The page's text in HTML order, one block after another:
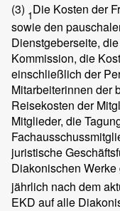
(3) 1Die Kosten der
sowie den
Dienstgeberseite,
Kommission, die
einschließlich der
Mitarbeiterinnen der
Reisekosten der
Mitglieder, die
juristische
Diakonischen Werke
jährlich nach dem
EKD auf alle